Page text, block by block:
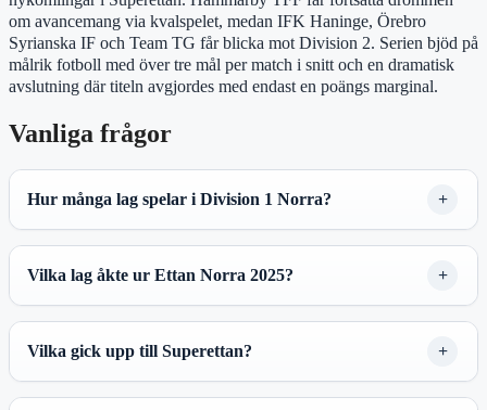
om avancemang via kvalspelet, medan IFK Haninge, Örebro
Syrianska IF och Team TG får blicka mot Division 2. Serien bjöd på
målrik fotboll med över tre mål per match i snitt och en dramatisk
avslutning där titeln avgjordes med endast en poängs marginal.
Vanliga frågor
Hur många lag spelar i Division 1 Norra?
Vilka lag åkte ur Ettan Norra 2025?
Vilka gick upp till Superettan?